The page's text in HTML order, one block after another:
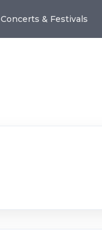
Concerts & Festivals